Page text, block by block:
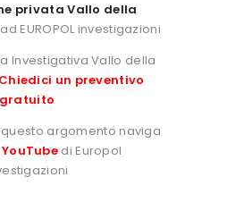
privata Vallo della
EUROPOL investigazioni
Investigativa Vallo della
Chiedici un preventivo
gratuito
argomento naviga
di Europol